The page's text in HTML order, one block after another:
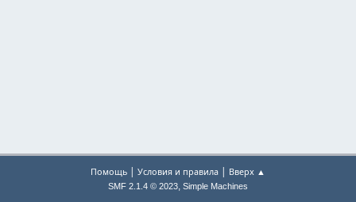
Помощь | Условия и правила | Вверх ▲
SMF 2.1.4 © 2023, Simple Machines